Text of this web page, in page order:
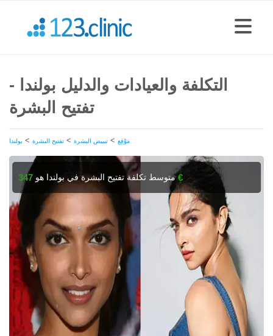
التكلفة والعيادات والدليل بولندا -
تفتيح البشرة
مَوْقِع > تبييض البشرة > تفتيح البشرة > بولندا
متوسط تكلفة تفتيح البشرة في بولندا هو347 €